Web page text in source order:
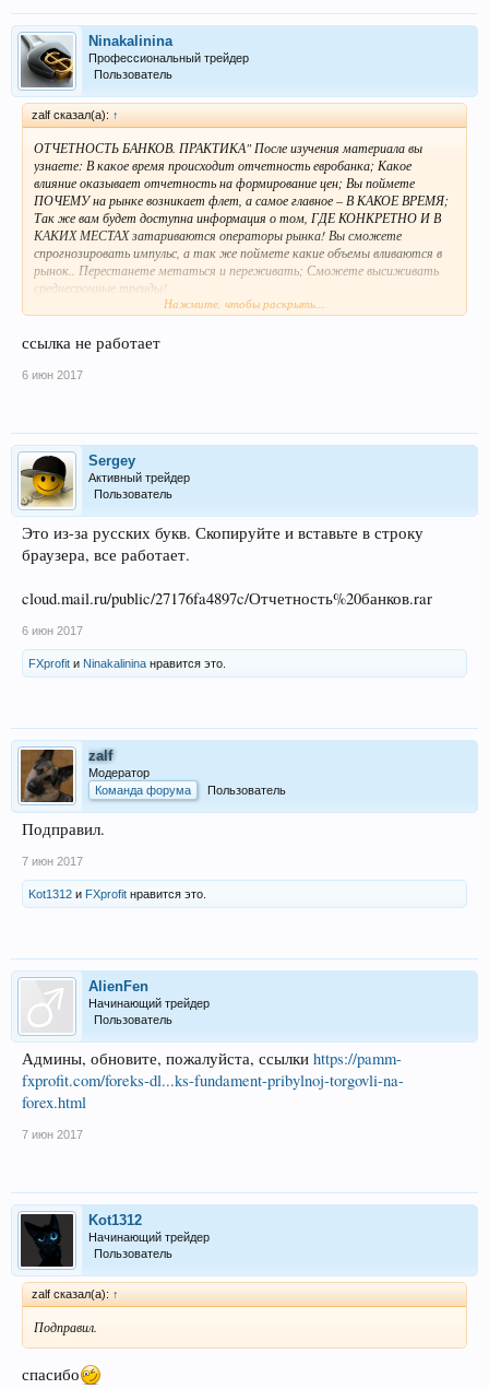
Ninakalinina
Профессиональный трейдер
Пользователь
zalf сказал(а): ↑
ОТЧЕТНОСТЬ БАНКОВ. ПРАКТИКА" После изучения материала вы
узнаете: В какое время происходит отчетность евробанка; Какое
влияние оказывает отчетность на формирование цен; Вы поймете
ПОЧЕМУ на рынке возникает флет, а самое главное – В КАКОЕ ВРЕМЯ;
Так же вам будет доступна информация о том, ГДЕ КОНКРЕТНО И В
КАКИХ МЕСТАХ затариваются операторы рынка! Вы сможете
спрогнозировать импульс, а так же поймете какие объемы вливаются в
рынок.. Перестанете метаться и переживать; Сможете высиживать
среднесрочные тренды!
Нажмите, чтобы раскрыть...
ссылка не работает
6 июн 2017
Sergey
Активный трейдер
Пользователь
Это из-за русских букв. Скопируйте и вставьте в строку
браузера, все работает.
cloud.mail.ru/public/27176fa4897c/Отчетность%20банков.rar
6 июн 2017
FXprofit и Ninakalinina нравится это.
zalf
Модератор
Команда форума
Пользователь
Подправил.
7 июн 2017
Kot1312 и FXprofit нравится это.
AlienFen
Начинающий трейдер
Пользователь
Админы, обновите, пожалуйста, ссылки https://pamm-
fxprofit.com/foreks-dl...ks-fundament-pribylnoj-torgovli-na-
forex.html
7 июн 2017
Kot1312
Начинающий трейдер
Пользователь
zalf сказал(а): ↑
Подправил.
спасибо